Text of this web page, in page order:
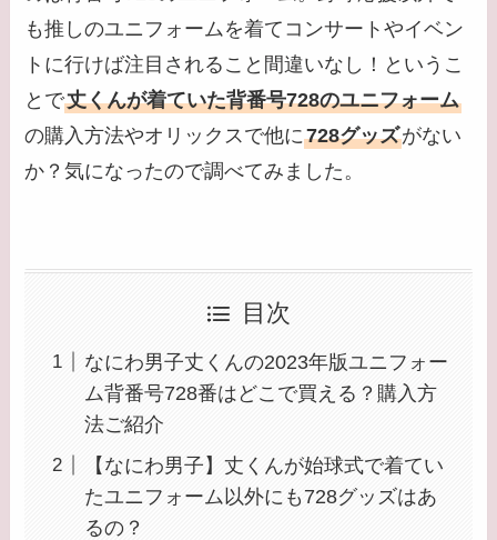
も推しのユニフォームを着てコンサートやイベン
トに行けば注目されること間違いなし！というこ
とで丈くんが着ていた背番号728のユニフォーム
の購入方法やオリックスで他に728グッズがない
か？気になったので調べてみました。
目次
なにわ男子丈くんの2023年版ユニフォー
ム背番号728番はどこで買える？購入方
法ご紹介
【なにわ男子】丈くんが始球式で着てい
たユニフォーム以外にも728グッズはあ
るの？